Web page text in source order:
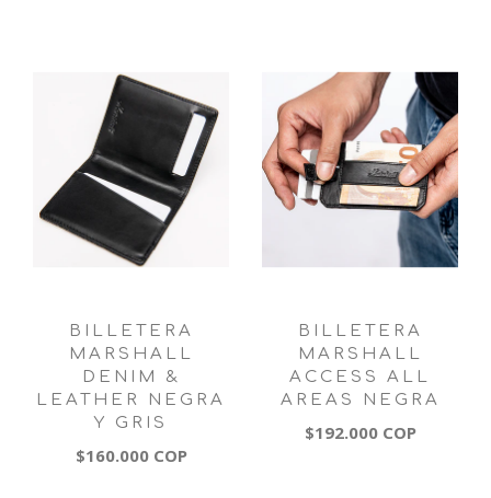
BILLETERA
MARSHALL
DENIM &
LEATHER NEGRA
Y GRIS
$160.000 COP
BILLETERA
MARSHALL
ACCESS ALL
AREAS NEGRA
$192.000 COP